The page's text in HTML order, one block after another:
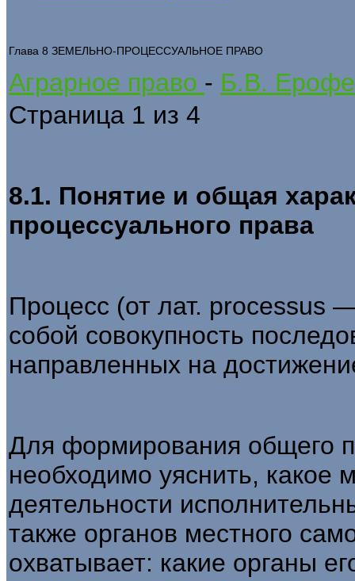
Глава 8 ЗЕМЕЛЬНО-ПРОЦЕССУАЛЬНОЕ ПРАВО
Аграрное право - Б.В.
Страница 1 из 4
8.1. Понятие и общая
процессуального права
Процесс (от лат. processus
собой совокупность
направленных на
Для формирования общего
необходи­мо уяснить, какое
деятельности
также органов местного
охватывает: какие органы